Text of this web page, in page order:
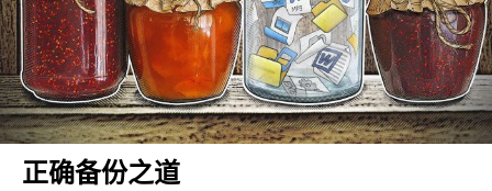
正确备份之道